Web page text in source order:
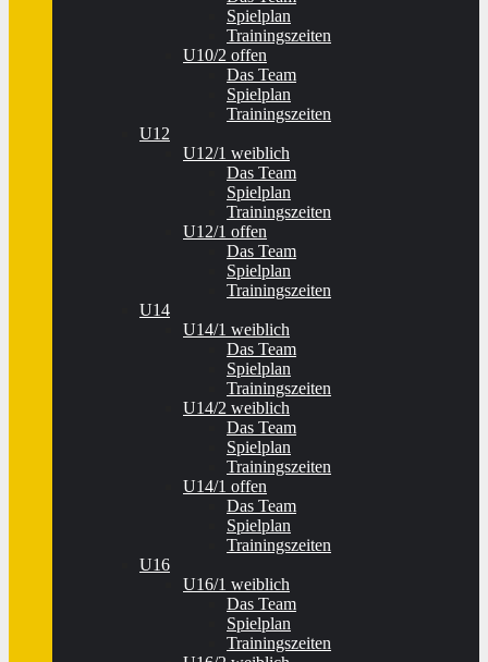
Spielplan
Trainingszeiten
U10/2 offen
Das Team
Spielplan
Trainingszeiten
U12
U12/1 weiblich
Das Team
Spielplan
Trainingszeiten
U12/1 offen
Das Team
Spielplan
Trainingszeiten
U14
U14/1 weiblich
Das Team
Spielplan
Trainingszeiten
U14/2 weiblich
Das Team
Spielplan
Trainingszeiten
U14/1 offen
Das Team
Spielplan
Trainingszeiten
U16
U16/1 weiblich
Das Team
Spielplan
Trainingszeiten